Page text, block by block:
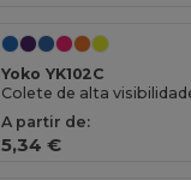
Yoko YK102C
Colete de alta
A partir de:
5,34 €